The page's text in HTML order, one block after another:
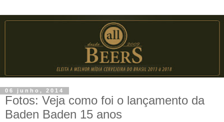
06 junho, 2014
Fotos: Veja como foi o lançamento da
Baden Baden 15 anos